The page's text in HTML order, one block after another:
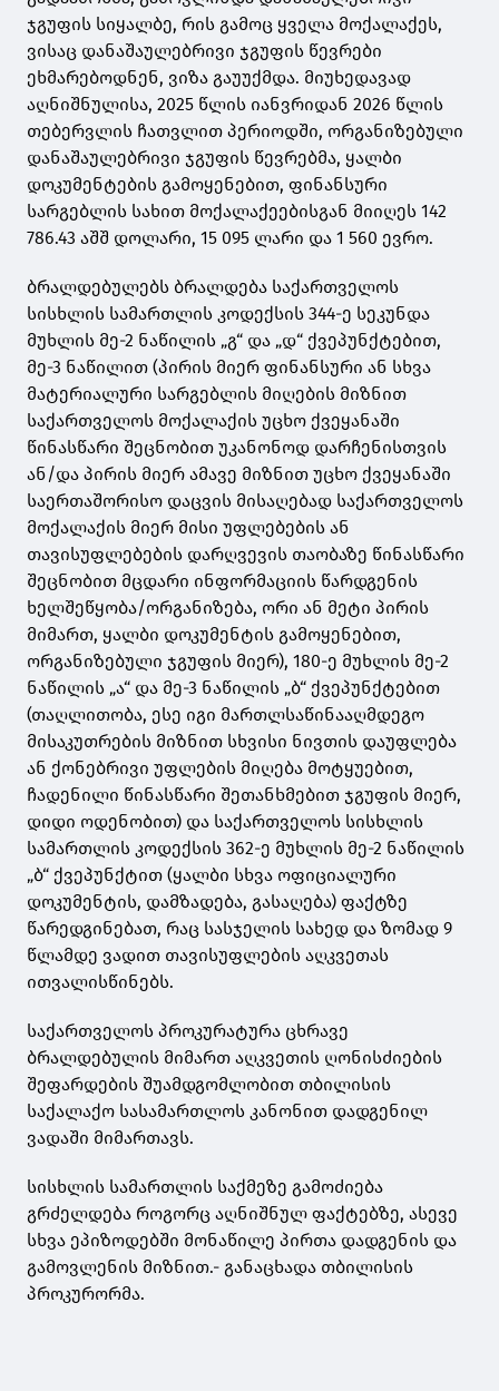
ჯგუფის სიყალბე, რის გამოც ყველა მოქალაქეს,
ვისაც დანაშაულებრივი ჯგუფის წევრები
ეხმარებოდნენ, ვიზა გაუუქმდა. მიუხედავად
აღნიშნულისა, 2025 წლის იანვრიდან 2026 წლის
თებერვლის ჩათვლით პერიოდში, ორგანიზებული
დანაშაულებრივი ჯგუფის წევრებმა, ყალბი
დოკუმენტების გამოყენებით, ფინანსური
სარგებლის სახით მოქალაქეებისგან მიიღეს 142
786.43 აშშ დოლარი, 15 095 ლარი და 1 560 ევრო.
ბრალდებულებს ბრალდება საქართველოს
სისხლის სამართლის კოდექსის 344-ე სეკუნდა
მუხლის მე-2 ნაწილის „გ“ და „დ“ ქვეპუნქტებით,
მე-3 ნაწილით (პირის მიერ ფინანსური ან სხვა
მატერიალური სარგებლის მიღების მიზნით
საქართველოს მოქალაქის უცხო ქვეყანაში
წინასწარი შეცნობით უკანონოდ დარჩენისთვის
ან/და პირის მიერ ამავე მიზნით უცხო ქვეყანაში
საერთაშორისო დაცვის მისაღებად საქართველოს
მოქალაქის მიერ მისი უფლებების ან
თავისუფლებების დარღვევის თაობაზე წინასწარი
შეცნობით მცდარი ინფორმაციის წარდგენის
ხელშეწყობა/ორგანიზება, ორი ან მეტი პირის
მიმართ, ყალბი დოკუმენტის გამოყენებით,
ორგანიზებული ჯგუფის მიერ), 180-ე მუხლის მე-2
ნაწილის „ა“ და მე-3 ნაწილის „ბ“ ქვეპუნქტებით
(თაღლითობა, ესე იგი მართლსაწინააღმდეგო
მისაკუთრების მიზნით სხვისი ნივთის დაუფლება
ან ქონებრივი უფლების მიღება მოტყუებით,
ჩადენილი წინასწარი შეთანხმებით ჯგუფის მიერ,
დიდი ოდენობით) და საქართველოს სისხლის
სამართლის კოდექსის 362-ე მუხლის მე-2 ნაწილის
„ბ“ ქვეპუნქტით (ყალბი სხვა ოფიციალური
დოკუმენტის, დამზადება, გასაღება) ფაქტზე
წარედგინებათ, რაც სასჯელის სახედ და ზომად 9
წლამდე ვადით თავისუფლების აღკვეთას
ითვალისწინებს.
საქართველოს პროკურატურა ცხრავე
ბრალდებულის მიმართ აღკვეთის ღონისძიების
შეფარდების შუამდგომლობით თბილისის
საქალაქო სასამართლოს კანონით დადგენილ
ვადაში მიმართავს.
სისხლის სამართლის საქმეზე გამოძიება
გრძელდება როგორც აღნიშნულ ფაქტებზე, ასევე
სხვა ეპიზოდებში მონაწილე პირთა დადგენის და
გამოვლენის მიზნით.- განაცხადა თბილისის
პროკურორმა.